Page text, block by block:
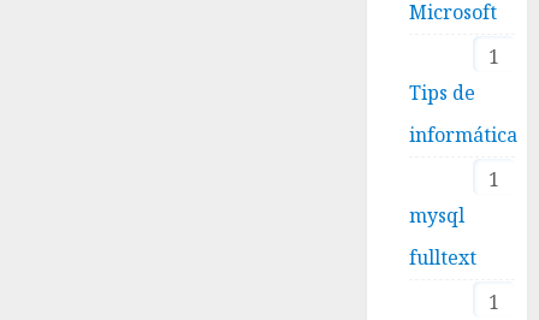
Microsoft
1
Tips de
informática
1
mysql
fulltext
1